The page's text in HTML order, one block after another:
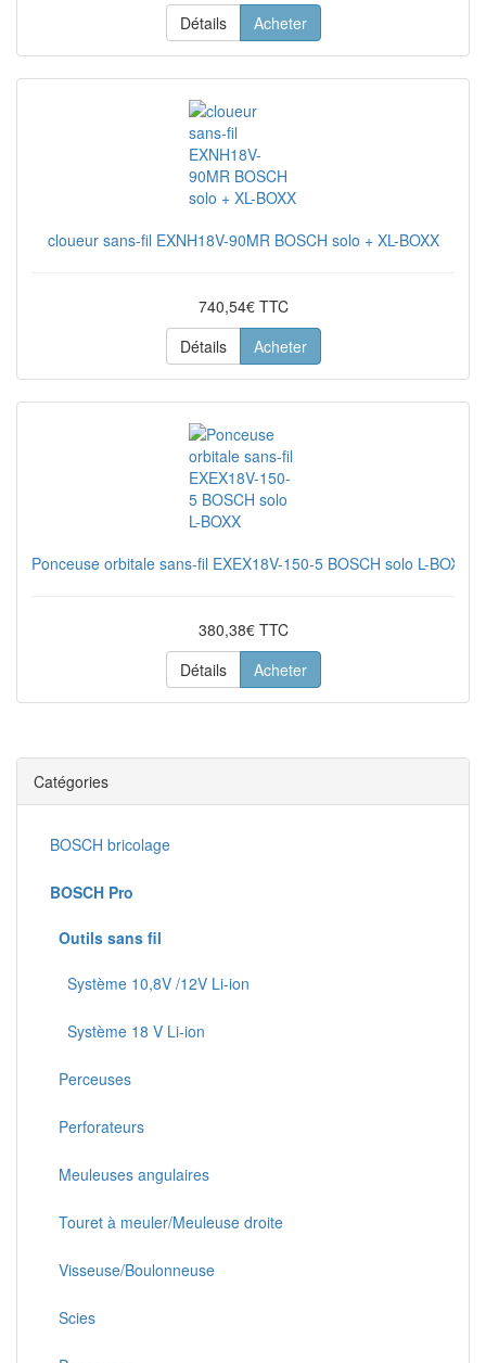
Détails Acheter
cloueur sans-fil EXNH18V-90MR BOSCH solo + XL-BOXX
740,54€ TTC
Détails
Acheter
Ponceuse orbitale sans-fil EXEX18V-150-5 BOSCH solo L-BOXX
380,38€ TTC
Détails
Acheter
Catégories
BOSCH bricolage
BOSCH Pro
Outils sans fil
Système 10,8V /12V Li-ion
Système 18 V Li-ion
Perceuses
Perforateurs
Meuleuses angulaires
Touret à meuler/Meuleuse droite
Visseuse/Boulonneuse
Scies